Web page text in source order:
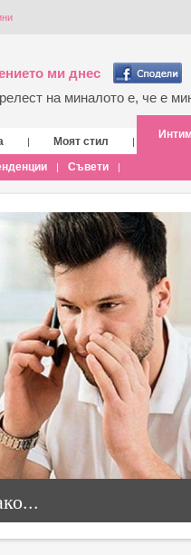
ми днес
на миналото е, че е
| Моят стил |
| Съвети |